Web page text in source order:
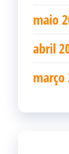
maio
abril
março